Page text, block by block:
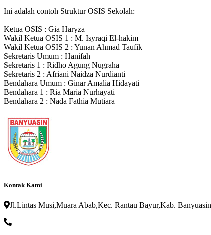
Ini adalah contoh Struktur OSIS Sekolah:
Ketua OSIS : Gia Haryza
Wakil Ketua OSIS 1 : M. Isyraqi El-hakim
Wakil Ketua OSIS 2 : Yunan Ahmad Taufik
Sekretaris Umum : Hanifah
Sekretaris 1 : Ridho Agung Nugraha
Sekretaris 2 : Afriani Naidza Nurdianti
Bendahara Umum : Ginar Amalia Hidayati
Bendahara 1 : Ria Maria Nurhayati
Bendahara 2 : Nada Fathia Mutiara
Kontak Kami
Jl.Lintas Musi,Muara Abab,Kec. Rantau Bayur,Kab. Banyuasin